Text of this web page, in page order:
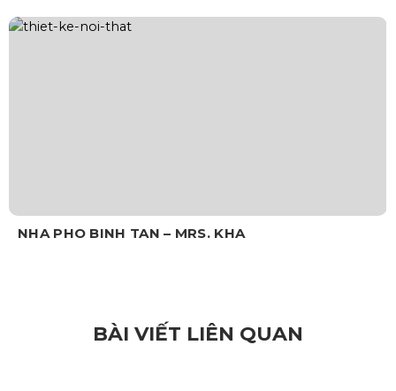
NHA PHO BINH TAN – MRS. KHA
BÀI VIẾT LIÊN QUAN